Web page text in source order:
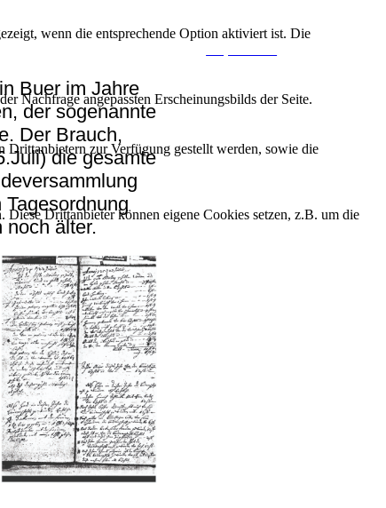
Buer im Jahre
der sogenannte
Der Brauch,
die gesamte
noch älter.
wenn die entsprechende Option aktiviert ist. Die
Nachfrage angepassten Erscheinungsbilds der Seite.
Drittanbietern zur Verfügung gestellt werden, sowie die
Drittanbieter können eigene Cookies setzen, z.B. um die